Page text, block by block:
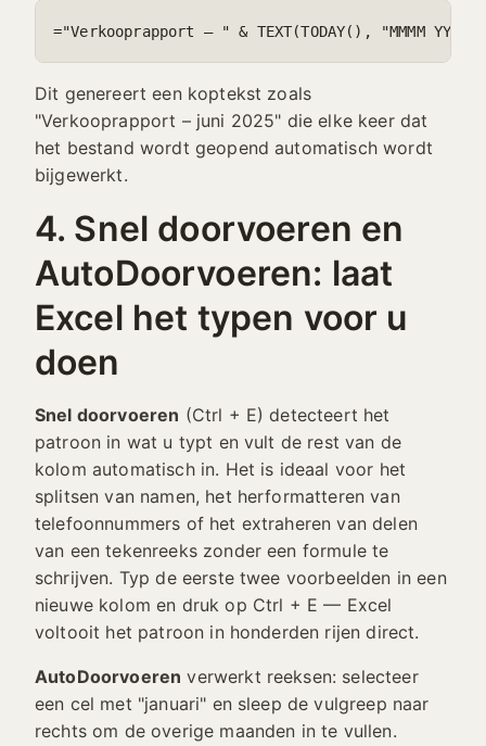
="Verkooprapport – " & TEXT(TODAY(), "MMMM YYYY")
Dit genereert een koptekst zoals
"Verkooprapport – juni 2025" die elke keer dat
het bestand wordt geopend automatisch wordt
bijgewerkt.
4. Snel doorvoeren en
AutoDoorvoeren: laat
Excel het typen voor u
doen
Snel doorvoeren (Ctrl + E) detecteert het
patroon in wat u typt en vult de rest van de
kolom automatisch in. Het is ideaal voor het
splitsen van namen, het herformatteren van
telefoonnummers of het extraheren van delen
van een tekenreeks zonder een formule te
schrijven. Typ de eerste twee voorbeelden in een
nieuwe kolom en druk op Ctrl + E — Excel
voltooit het patroon in honderden rijen direct.
AutoDoorvoeren verwerkt reeksen: selecteer
een cel met "januari" en sleep de vulgreep naar
rechts om de overige maanden in te vullen.